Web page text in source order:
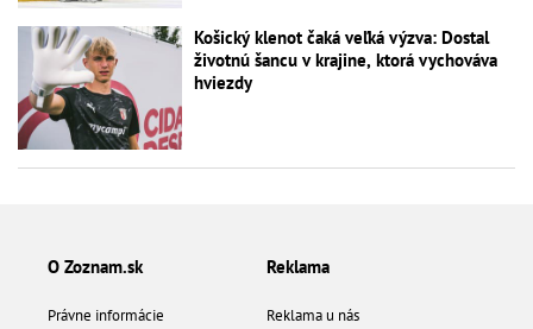
Košický klenot čaká veľká výzva: Dostal
životnú šancu v krajine, ktorá vychováva
hviezdy
O Zoznam.sk
Právne informácie
Reklama
Reklama u nás